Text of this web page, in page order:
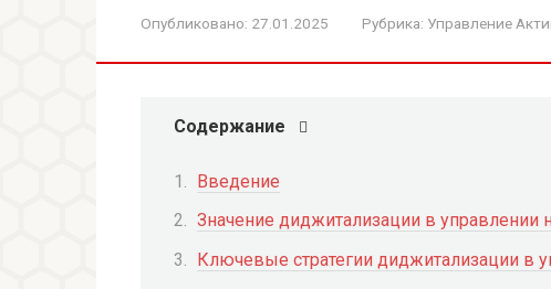
Опубликовано: 27.01.2025 Рубрика: Управление
Содержание
Введение
Значение диджитализации в
Ключевые стратегии диджитализации в